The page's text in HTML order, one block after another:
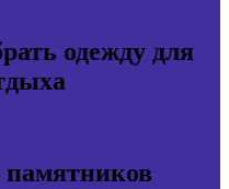
одежду для